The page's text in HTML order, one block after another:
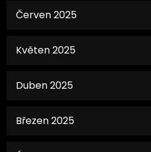
Červen 2025
Květen 2025
Duben 2025
Březen 2025